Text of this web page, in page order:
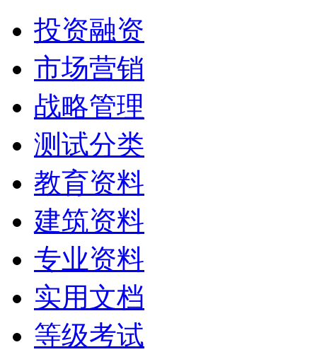
投资融资
市场营销
战略管理
测试分类
教育资料
建筑资料
专业资料
实用文档
等级考试